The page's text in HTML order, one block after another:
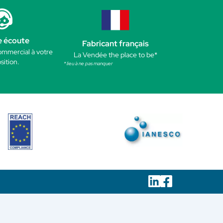
écoute
à votre
Fabricant français
La Vendée the place to be*
* lieu à ne pas manquer